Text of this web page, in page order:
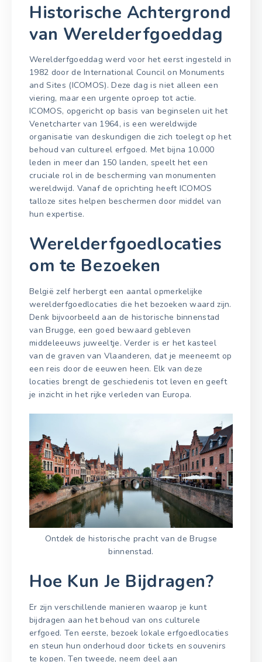
Historische Achtergrond
van Werelderfgoeddag
Werelderfgoeddag werd voor het eerst ingesteld in
1982 door de International Council on Monuments
and Sites (ICOMOS). Deze dag is niet alleen een
viering, maar een urgente oproep tot actie.
ICOMOS, opgericht op basis van beginselen uit het
Venetcharter van 1964, is een wereldwijde
organisatie van deskundigen die zich toelegt op het
behoud van cultureel erfgoed. Met bijna 10.000
leden in meer dan 150 landen, speelt het een
cruciale rol in de bescherming van monumenten
wereldwijd. Vanaf de oprichting heeft ICOMOS
talloze sites helpen beschermen door middel van
hun expertise.
Werelderfgoedlocaties
om te Bezoeken
België zelf herbergt een aantal opmerkelijke
werelderfgoedlocaties die het bezoeken waard zijn.
Denk bijvoorbeeld aan de historische binnenstad
van Brugge, een goed bewaard gebleven
middeleeuws juweeltje. Verder is er het kasteel
van de graven van Vlaanderen, dat je meeneemt op
een reis door de eeuwen heen. Elk van deze
locaties brengt de geschiedenis tot leven en geeft
je inzicht in het rijke verleden van Europa.
Ontdek de historische pracht van de Brugse
binnenstad.
Hoe Kun Je Bijdragen?
Er zijn verschillende manieren waarop je kunt
bijdragen aan het behoud van ons culturele
erfgoed. Ten eerste, bezoek lokale erfgoedlocaties
en steun hun onderhoud door tickets en souvenirs
te kopen. Ten tweede, neem deel aan